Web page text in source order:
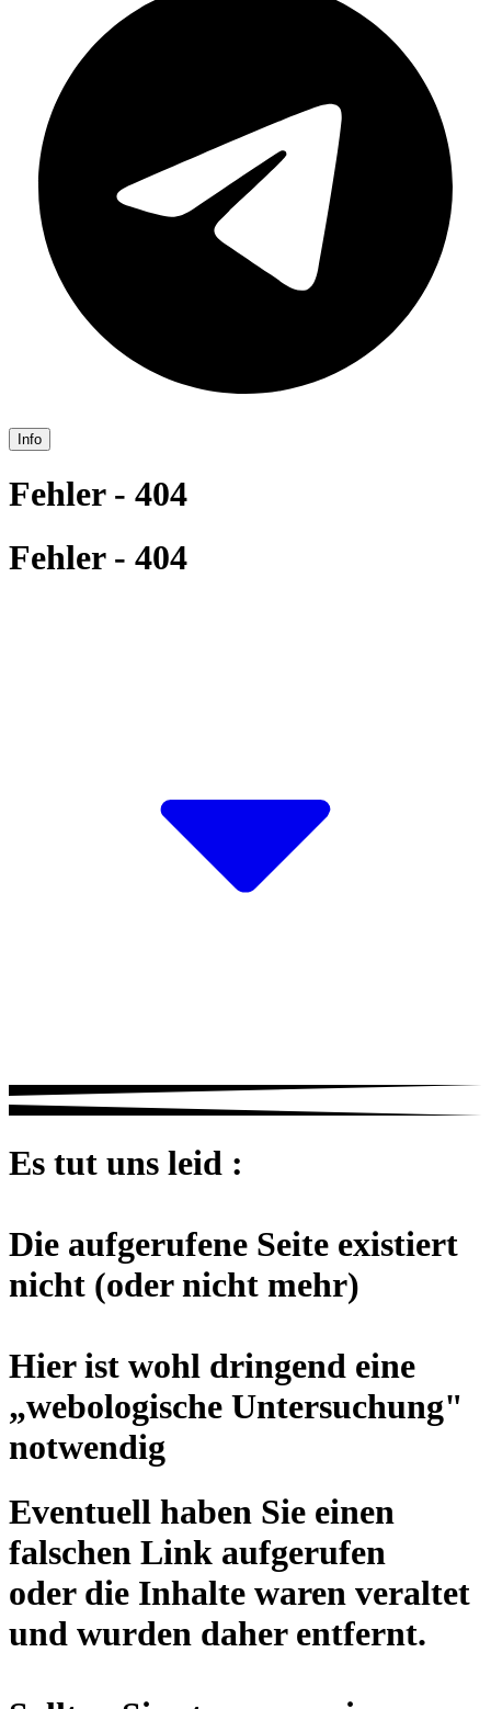
Info
Fehler - 404
Fehler - 404
Es tut uns leid :
Die aufgerufene Seite existiert
nicht (oder nicht mehr)
Hier ist wohl dringend eine
„webologische Untersuchung"
notwendig
Eventuell haben Sie einen
falschen Link aufgerufen
oder die Inhalte waren veraltet
und wurden daher entfernt.